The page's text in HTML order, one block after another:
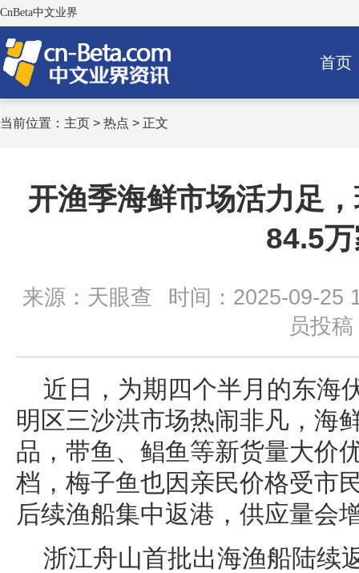
CnBeta中文业界
首页
当前位置： 主页 > 热点 > 正文
开渔季海鲜市场活力足
84.5
来源：天眼查
时间：2025-09-25
员投稿
近日，为期四个半月的东海
明区三沙洪市场热闹非凡，海
品，带鱼、鲳鱼等新货量大价
档，梅子鱼也因亲民价格受市
后续渔船集中返港，供应量会
浙江舟山首批出海渔船陆续